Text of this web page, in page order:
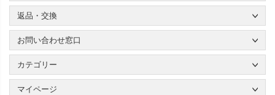
返品・交換
お問い合わせ窓口
カテゴリー
マイページ